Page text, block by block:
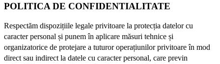
POLITICA DE CONFIDENTIALITATE
Respectăm dispozițiile legale privitoare la protecția datelor cu
caracter personal și punem în aplicare măsuri tehnice și
organizatorice de protejare a tuturor operațiunilor privitoare în mod
direct sau indirect la datele cu caracter personal, care previn